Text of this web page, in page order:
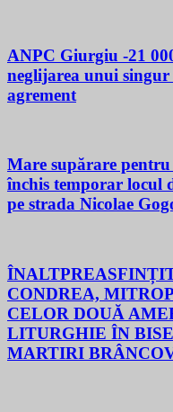
ANPC Giurgiu -21
neglijarea unui
agrement
Mare supărare
închis temporar locul
pe strada Nicolae
CONDREA,
CELOR DOUĂ
LITURGHIE ÎN
MARTIRI